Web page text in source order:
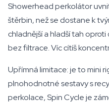
Showerhead perkolátor
štěrbin, než se dostane k
chladnější a hladší tah
bez filtrace. Víc cítíš
Upřímná limitace: je to mini
plnohodnotné sestavy s
perkolace, Spin Cycle je